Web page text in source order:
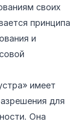
своих
принципа
и
имеет
для
Она